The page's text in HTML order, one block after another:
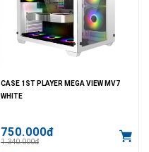
CASE 1ST PLAYER MEGA VIEW MV7
WHITE
750.000đ
1.340.000đ